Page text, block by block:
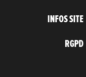
INFOS SITE
RGPD